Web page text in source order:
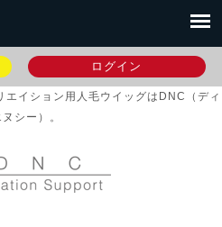
ログイン
エイション用人毛ウイッグはDNC（ディ
シー）。